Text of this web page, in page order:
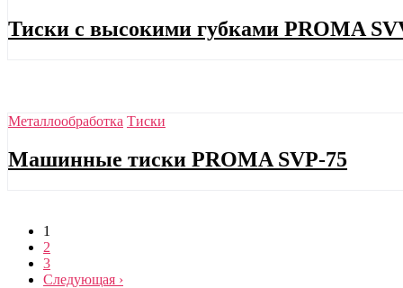
Тиски с высокими губками PROMA
Металлообработка Тиски
Машинные тиски PROMA SVP-75
1
2
3
Следующая ›